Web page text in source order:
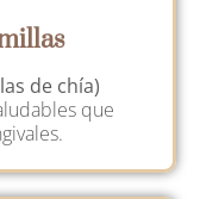
de chía)
que